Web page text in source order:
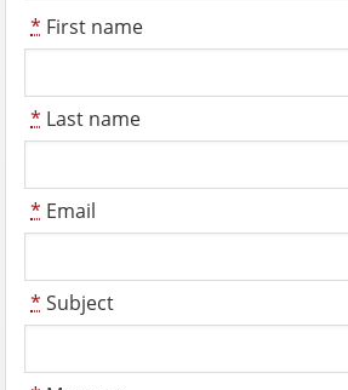
* First name
* Last name
* Email
* Subject